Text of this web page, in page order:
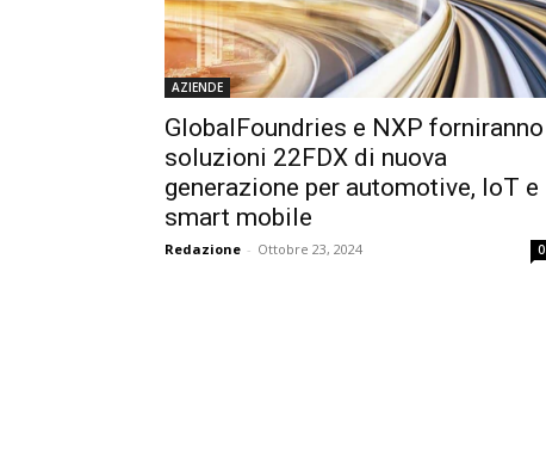
AZIENDE
GlobalFoundries e NXP forniranno
soluzioni 22FDX di nuova
generazione per automotive, IoT e
smart mobile
Redazione - Ottobre 23, 2024 0